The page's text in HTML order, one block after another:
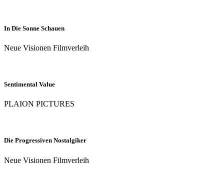
In Die Sonne Schauen
Neue Visionen Filmverleih
Sentimental Value
PLAION PICTURES
Die Progressiven Nostalgiker
Neue Visionen Filmverleih